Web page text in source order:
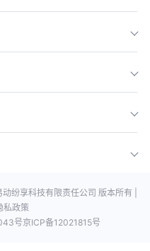
纷享科技有限责任公司 版本所有 |
私政策
号京ICP备12021815号